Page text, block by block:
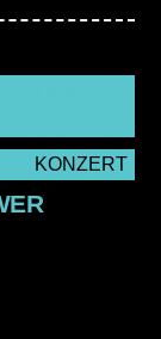
KONZERT